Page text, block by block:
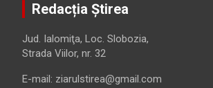
Redacția Știrea
Jud. Ialomiţa, Loc. Slobozia,
Strada Viilor, nr. 32
E-mail: ziarulstirea@gmail.com